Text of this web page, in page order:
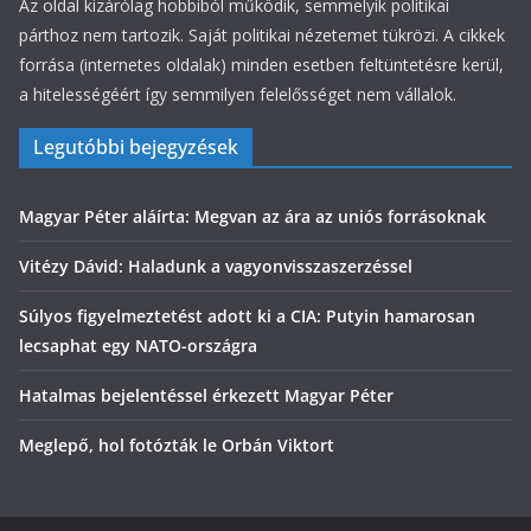
Az oldal kizárólag hobbiból működik, semmelyik politikai
párthoz nem tartozik. Saját politikai nézetemet tükrözi. A cikkek
forrása (internetes oldalak) minden esetben feltüntetésre kerül,
a hitelességéért így semmilyen felelősséget nem vállalok.
Legutóbbi bejegyzések
Magyar Péter aláírta: Megvan az ára az uniós forrásoknak
Vitézy Dávid: Haladunk a vagyonvisszaszerzéssel
Súlyos figyelmeztetést adott ki a CIA: Putyin hamarosan
lecsaphat egy NATO-országra
Hatalmas bejelentéssel érkezett Magyar Péter
Meglepő, hol fotózták le Orbán Viktort